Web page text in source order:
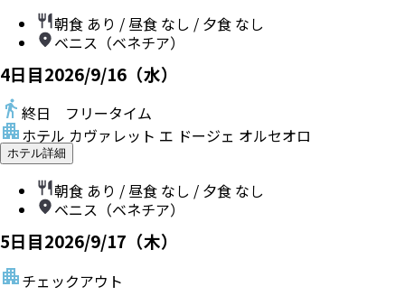
朝食 あり / 昼食 なし / 夕食 なし
ベニス（ベネチア）
4日目2026/9/16（水）
終日 フリータイム
ホテル カヴァレット エ ドージェ オルセオロ
ホテル詳細
朝食 あり / 昼食 なし / 夕食 なし
ベニス（ベネチア）
5日目2026/9/17（木）
チェックアウト